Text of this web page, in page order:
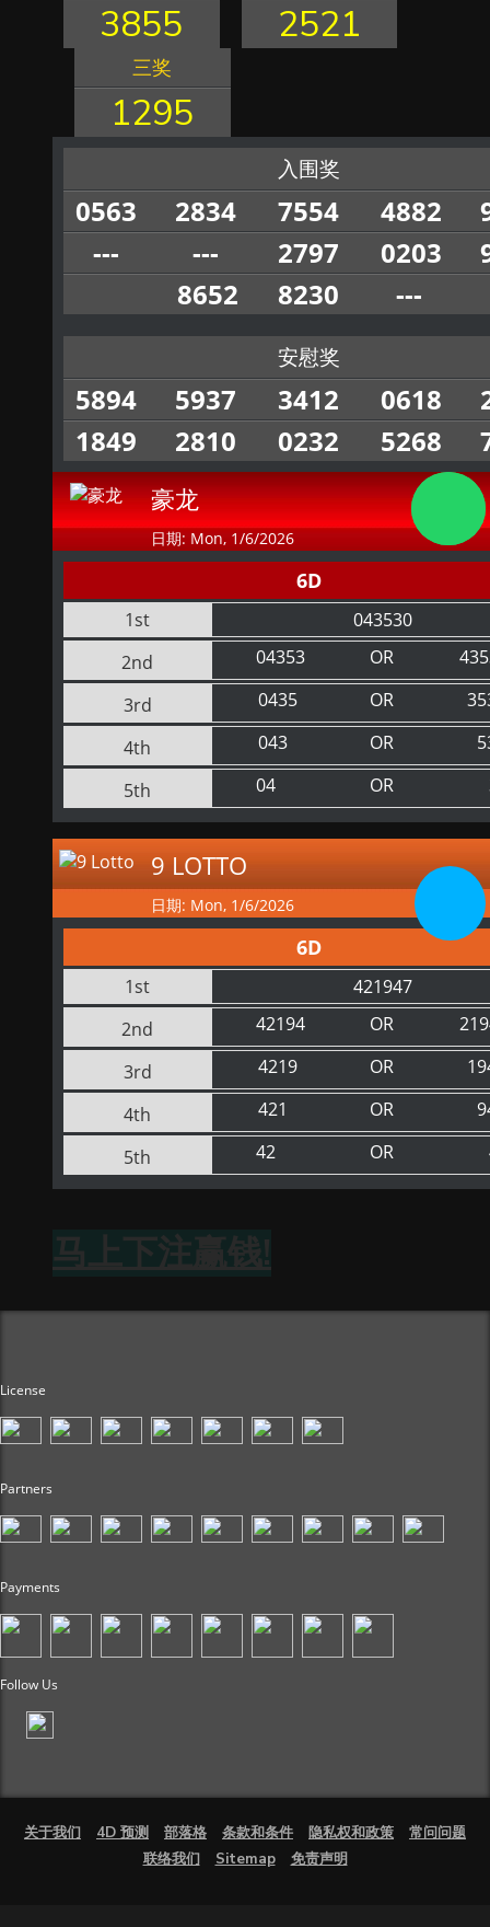
3855 2521
三奖
1295
入围奖
0563 2834 7554 4882
---
--- 2797 0203
8652
8230 ---
安慰奖
5894 5937 3412 0618
1849
2810 0232 5268
豪龙
日期: Mon, 1/6/2026
6D
1st
043530
2nd
04353 OR
3rd
0435 OR
4th
043 OR
5th
04 OR
9 LOTTO
日期: Mon, 1/6/2026
6D
1st
421947
2nd
42194 OR
3rd
4219 OR
4th
421 OR
5th
42 OR
马上下注赢钱!
License
Partners
Payments
Follow Us
关于我们 4D 预测 部落格 条款和条件 隐私权和政策
常问问题
联络我们
Sitemap 免责声明